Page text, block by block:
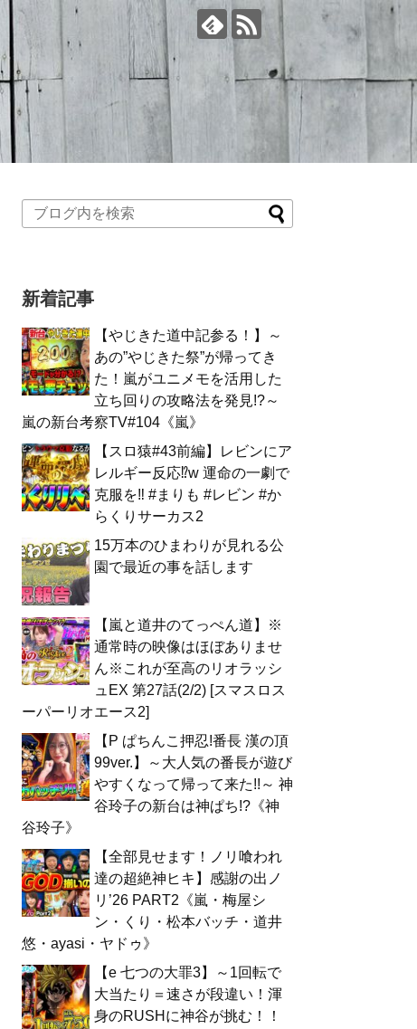
新着記事
【やじきた道中記参る！】～
あの”やじきた祭”が帰ってき
た！嵐がユニメモを活用した
立ち回りの攻略法を発見!?～
嵐の新台考察TV#104《嵐》
【スロ猿#43前編】レビンにア
レルギー反応⁉w 運命の一劇で
克服を‼ #まりも #レビン #か
らくりサーカス2
15万本のひまわりが見れる公
園で最近の事を話します
【嵐と道井のてっぺん道】※
通常時の映像はほぼありませ
ん※これが至高のリオラッシ
ュEX 第27話(2/2) [スマスロス
ーパーリオエース2]
【P ぱちんこ押忍!番長 漢の頂
99ver.】～大人気の番長が遊び
やすくなって帰って来た!!～ 神
谷玲子の新台は神ぱち!?《神
谷玲子》
【全部見せます！ノリ喰われ
達の超絶神ヒキ】感謝の出ノ
リ’26 PART2《嵐・梅屋シ
ン・くり・松本バッチ・道井
悠・ayasi・ヤドゥ》
【e 七つの大罪3】～1回転で
大当たり＝速さが段違い！渾
身のRUSHに神谷が挑む！！